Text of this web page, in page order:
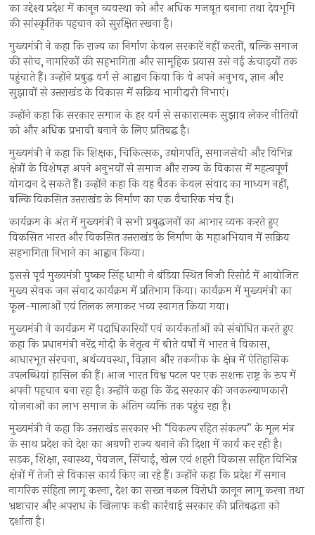
का उद्देश्य प्रदेश में कानून व्यवस्था को और अधिक मजबूत बनाना तथा देवभूमि
की सांस्कृतिक पहचान को सुरक्षित रखना है।
मुख्यमंत्री ने कहा कि राज्य का निर्माण केवल सरकारें नहीं करतीं, बल्कि समाज
की सोच, नागरिकों की सहभागिता और सामूहिक प्रयास उसे नई ऊंचाइयों तक
पहुंचाते हैं। उन्होंने प्रबुद्ध वर्ग से आह्वान किया कि वे अपने अनुभव, ज्ञान और
सुझावों से उत्तराखंड के विकास में सक्रिय भागीदारी निभाएं।
उन्होंने कहा कि सरकार समाज के हर वर्ग से सकारात्मक सुझाव लेकर नीतियों
को और अधिक प्रभावी बनाने के लिए प्रतिबद्ध है।
मुख्यमंत्री ने कहा कि शिक्षक, चिकित्सक, उद्योगपति, समाजसेवी और विभिन्न
क्षेत्रों के विशेषज्ञ अपने अनुभवों से समाज और राज्य के विकास में महत्वपूर्ण
योगदान दे सकते हैं। उन्होंने कहा कि यह बैठक केवल संवाद का माध्यम नहीं,
बल्कि विकसित उत्तराखंड के निर्माण का एक वैचारिक मंच है।
कार्यक्रम के अंत में मुख्यमंत्री ने सभी प्रबुद्धजनों का आभार व्यक्त करते हुए
विकसित भारत और विकसित उत्तराखंड के निर्माण के महाअभियान में सक्रिय
सहभागिता निभाने का आह्वान किया।
इससे पूर्व मुख्यमंत्री पुष्कर सिंह धामी ने बंडिया स्थित निजी रिसोर्ट में आयोजित
मुख्य सेवक जन संवाद कार्यक्रम में प्रतिभाग किया। कार्यक्रम में मुख्यमंत्री का
फूल-मालाओं एवं तिलक लगाकर भव्य स्वागत किया गया।
मुख्यमंत्री ने कार्यक्रम में पदाधिकारियों एवं कार्यकर्ताओं को संबोधित करते हुए
कहा कि प्रधानमंत्री नरेंद्र मोदी के नेतृत्व में बीते वर्षों में भारत ने विकास,
आधारभूत संरचना, अर्थव्यवस्था, विज्ञान और तकनीक के क्षेत्र में ऐतिहासिक
उपलब्धियां हासिल की हैं। आज भारत विश्व पटल पर एक सशक्त राष्ट्र के रूप में
अपनी पहचान बना रहा है। उन्होंने कहा कि केंद्र सरकार की जनकल्याणकारी
योजनाओं का लाभ समाज के अंतिम व्यक्ति तक पहुंच रहा है।
मुख्यमंत्री ने कहा कि उत्तराखंड सरकार भी “विकल्प रहित संकल्प” के मूल मंत्र
के साथ प्रदेश को देश का अग्रणी राज्य बनाने की दिशा में कार्य कर रही है।
सड़क, शिक्षा, स्वास्थ्य, पेयजल, सिंचाई, खेल एवं शहरी विकास सहित विभिन्न
क्षेत्रों में तेजी से विकास कार्य किए जा रहे हैं। उन्होंने कहा कि प्रदेश में समान
नागरिक संहिता लागू करना, देश का सख्त नकल विरोधी कानून लागू करना तथा
भ्रष्टाचार और अपराध के खिलाफ कड़ी कार्रवाई सरकार की प्रतिबद्धता को
दर्शाता है।